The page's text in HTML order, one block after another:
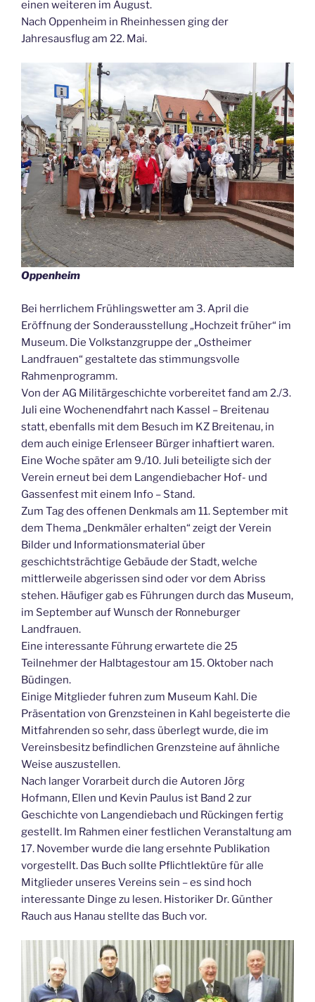
einen weiteren im August.
Nach Oppenheim in Rheinhessen ging der
Jahresausflug am 22. Mai.
Oppenheim
Bei herrlichem Frühlingswetter am 3. April die
Eröffnung der Sonderausstellung „Hochzeit früher“ im
Museum. Die Volkstanzgruppe der „Ostheimer
Landfrauen“ gestaltete das stimmungsvolle
Rahmenprogramm.
Von der AG Militärgeschichte vorbereitet fand am 2./3.
Juli eine Wochenendfahrt nach Kassel – Breitenau
statt, ebenfalls mit dem Besuch im KZ Breitenau, in
dem auch einige Erlenseer Bürger inhaftiert waren.
Eine Woche später am 9./10. Juli beteiligte sich der
Verein erneut bei dem Langendiebacher Hof- und
Gassenfest mit einem Info – Stand.
Zum Tag des offenen Denkmals am 11. September mit
dem Thema „Denkmäler erhalten“ zeigt der Verein
Bilder und Informationsmaterial über
geschichtsträchtige Gebäude der Stadt, welche
mittlerweile abgerissen sind oder vor dem Abriss
stehen. Häufiger gab es Führungen durch das Museum,
im September auf Wunsch der Ronneburger
Landfrauen.
Eine interessante Führung erwartete die 25
Teilnehmer der Halbtagestour am 15. Oktober nach
Büdingen.
Einige Mitglieder fuhren zum Museum Kahl. Die
Präsentation von Grenzsteinen in Kahl begeisterte die
Mitfahrenden so sehr, dass überlegt wurde, die im
Vereinsbesitz befindlichen Grenzsteine auf ähnliche
Weise auszustellen.
Nach langer Vorarbeit durch die Autoren Jörg
Hofmann, Ellen und Kevin Paulus ist Band 2 zur
Geschichte von Langendiebach und Rückingen fertig
gestellt. Im Rahmen einer festlichen Veranstaltung am
17. November wurde die lang ersehnte Publikation
vorgestellt. Das Buch sollte Pflichtlektüre für alle
Mitglieder unseres Vereins sein – es sind hoch
interessante Dinge zu lesen. Historiker Dr. Günther
Rauch aus Hanau stellte das Buch vor.